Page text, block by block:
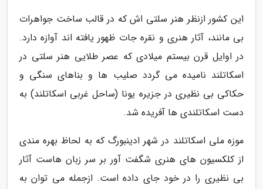
این کشور ازنظر هنر سلتی اش که در قالب ساخت جواهرات
بی مانند، آثار هنری و نقره جات ظهور یافته اند آوازه دارد.
در اوایل قرن بیستم میلادی که عصر طلایی هنر سلتی در
اسکاتلند نامیده می گردد صلیب ها و بناهای سنگی و
حکاکی بی نظیری در جزیره یونا (ساحل غربی اسکاتلند) به
دست اسکاتلندی ها آفریده شد.
موزه ملی اسکاتلند در شهر ادینبورگ که به لحاظ بهره مندی
از کلکسیون های هنری شگفت آور بر سر زبان هاست آثار
بی نظیری را در خود جای داده است. ازجمله می توان به